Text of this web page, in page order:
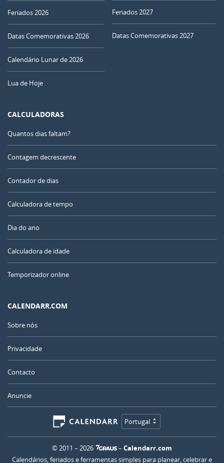
Feriados 2026
Datas Comemorativas 2026
Calendário Lunar de 2026
Lua de Hoje
Feriados 2027
Datas Comemorativas 2027
CALCULADORAS
Quantos dias faltam?
Contagem decrescente
Contador de dias
Calculadora de tempo
Dia do ano
Calculadora de idade
Temporizador online
CALENDARR.COM
Sobre nós
Privacidade
Contacto
Anuncie
Portugal
© 2011 – 2026 – Calendarr.com
Calendários, feriados e ferramentas simples para planear, celebrar e